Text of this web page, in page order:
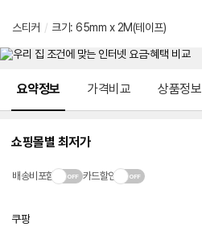
스티커 / 크기 : 65mm x 2M(테이프)
요약정보 가격비교 상품정보
쇼핑몰별 최저가
배송비포함 카드할인
쿠팡